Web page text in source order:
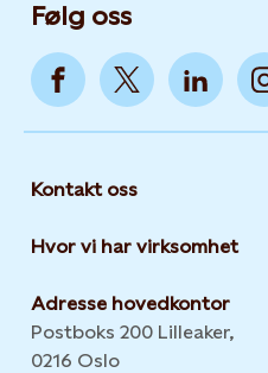
Følg oss
Kontakt oss
Hvor vi har virksomhet
Adresse hovedkontor
Postboks 200 Lilleaker,
0216 Oslo